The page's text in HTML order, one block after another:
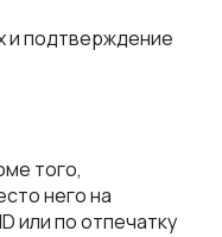
и подтверждение
того,
него на
или по отпечатку